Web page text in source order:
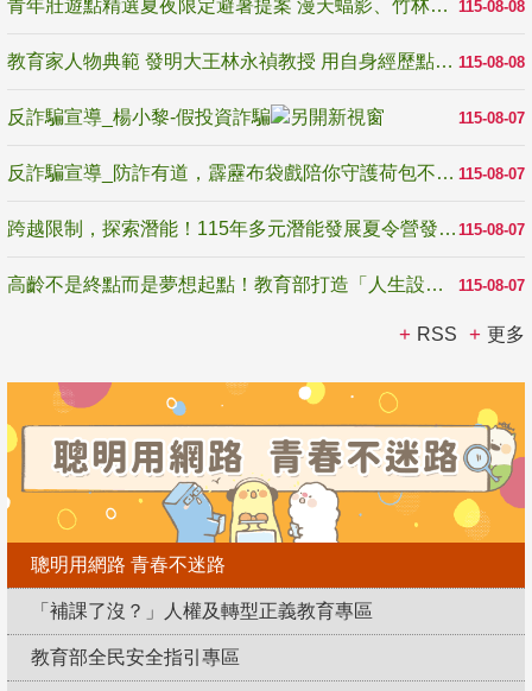
115-08-08
青年壯遊點精選夏夜限定避暑提案 漫天蝠影、竹林尋蛙、茶香夜觀 邀青年暮色出發
115-08-08
教育家人物典範 發明大王林永禎教授 用自身經歷點亮學生的路
115-08-07
反詐騙宣導_楊小黎-假投資詐騙
115-08-07
反詐騙宣導_防詐有道，霹靂布袋戲陪你守護荷包不受騙
115-08-07
跨越限制，探索潛能！115年多元潛能發展夏令營發掘生命無限可能
115-08-07
高齡不是終點而是夢想起點！教育部打造「人生設計夢工場」 參展第3屆高齡健康產業博覽會
RSS 更多
聰明用網路 青春不迷路
「補課了沒？」人權及轉型正義教育專區
教育部全民安全指引專區